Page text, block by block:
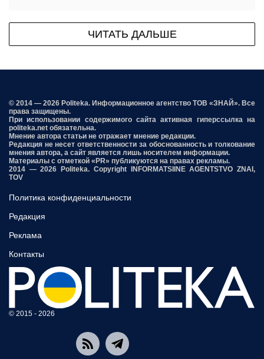
ЧИТАТЬ ДАЛЬШЕ
© 2014 — 2026 Politeka. Информационное агентство ТОВ «ЗНАЙ». Все
права защищены.
При использовании содержимого сайта активная гиперссылка на
politeka.net обязательна.
Мнение автора статьи не отражает мнение редакции.
Редакция не несет ответственности за обоснованность и толкование
мнения автора, а сайт является лишь носителем информации.
Материалы с отметкой «PR» публикуются на правах рекламы.
2014 — 2026 Politeka. Copyright INFORMATSIINE AGENTSTVO ZNAI,
TOV
Политика конфиденциальности
Редакция
Реклама
Контакты
© 2015 - 2026